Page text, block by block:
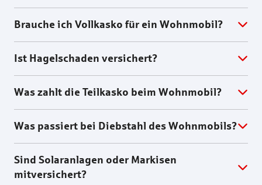
Brauche ich Vollkasko für ein Wohnmobil?
Ist Hagelschaden versichert?
Was zahlt die Teilkasko beim Wohnmobil?
Was passiert bei Diebstahl des Wohnmobils?
Sind Solaranlagen oder Markisen
mitversichert?